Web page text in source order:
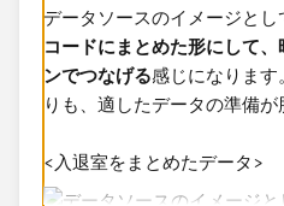
データソースのイメージとし
コードにまとめた形にして
ンでつなげる感じになります
りも、適したデータの準備が
<入退室をまとめたデータ>